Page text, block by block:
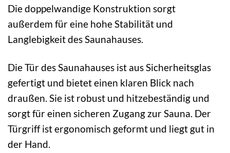
Die doppelwandige Konstruktion sorgt
außerdem für eine hohe Stabilität und
Langlebigkeit des Saunahauses.
Die Tür des Saunahauses ist aus Sicherheitsglas
gefertigt und bietet einen klaren Blick nach
draußen. Sie ist robust und hitzebeständig und
sorgt für einen sicheren Zugang zur Sauna. Der
Türgriff ist ergonomisch geformt und liegt gut in
der Hand.